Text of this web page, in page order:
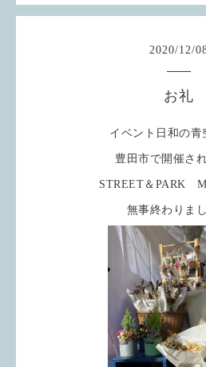
2020/12/
お礼
イベント日和の青
豊田市で開催さ
STREET＆PARK
無事終わりまし